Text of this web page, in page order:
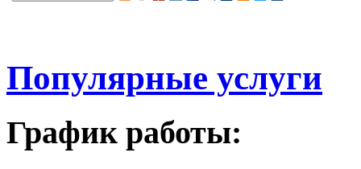
Популярные услуги
График работы: